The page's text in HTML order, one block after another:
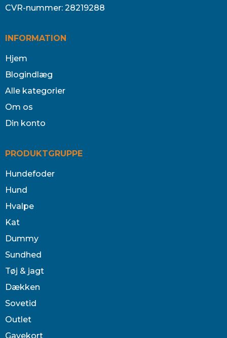
CVR-nummer: 28219288
INFORMATION
Hjem
Blogindlæg
Alle kategorier
Om os
Din konto
PRODUKTGRUPPE
Hundefoder
Hund
Hvalpe
Kat
Dummy
Sundhed
Tøj & jagt
Dækken
Sovetid
Outlet
Gavekort